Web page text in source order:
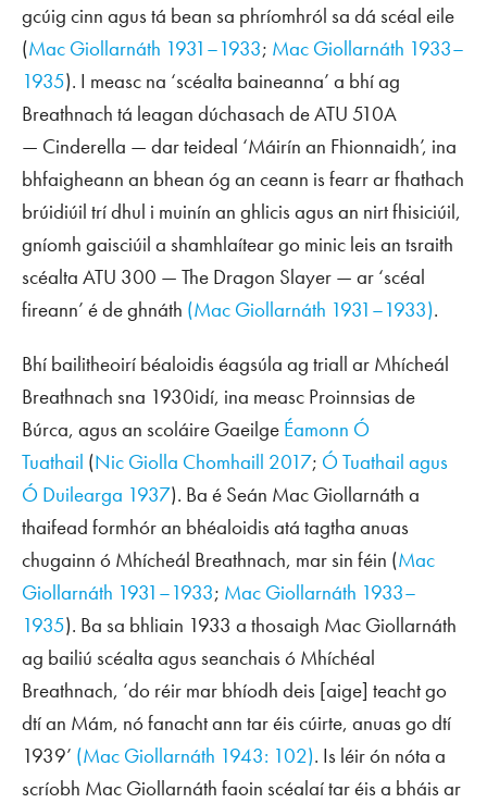
gcúig cinn agus tá bean sa phríomhról sa dá scéal eile
(Mac Giollarnáth 1931–1933; Mac Giollarnáth 1933–
1935). I measc na ‘scéalta baineanna’ a bhí ag
Breathnach tá leagan dúchasach de ATU 510A
— Cinderella — dar teideal ‘Máirín an Fhionnaidh’, ina
bhfaigheann an bhean óg an ceann is fearr ar fhathach
brúidiúil trí dhul i muinín an ghlicis agus an nirt fhisiciúil,
gníomh gaisciúil a shamhlaítear go minic leis an tsraith
scéalta ATU 300 — The Dragon Slayer — ar ‘scéal
fireann’ é de ghnáth (Mac Giollarnáth 1931–1933).
Bhí bailitheoirí béaloidis éagsúla ag triall ar Mhícheál
Breathnach sna 1930idí, ina measc Proinnsias de
Búrca, agus an scoláire Gaeilge Éamonn Ó
Tuathail (Nic Giolla Chomhaill 2017; Ó Tuathail agus
Ó Duilearga 1937). Ba é Seán Mac Giollarnáth a
thaifead formhór an bhéaloidis atá tagtha anuas
chugainn ó Mhícheál Breathnach, mar sin féin (Mac
Giollarnáth 1931–1933; Mac Giollarnáth 1933–
1935). Ba sa bhliain 1933 a thosaigh Mac Giollarnáth
ag bailiú scéalta agus seanchais ó Mhíchéal
Breathnach, ‘do réir mar bhíodh deis [aige] teacht go
dtí an Mám, nó fanacht ann tar éis cúirte, anuas go dtí
1939’ (Mac Giollarnáth 1943: 102). Is léir ón nóta a
scríobh Mac Giollarnáth faoin scéalaí tar éis a bháis ar